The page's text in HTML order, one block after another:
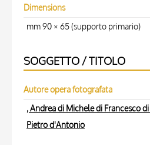
Dimensions
mm 90 × 65 (supporto primario)
SOGGETTO / TITOLO
Autore opera fotografata
, Andrea di Michele di Francesco
Pietro d'Antonio